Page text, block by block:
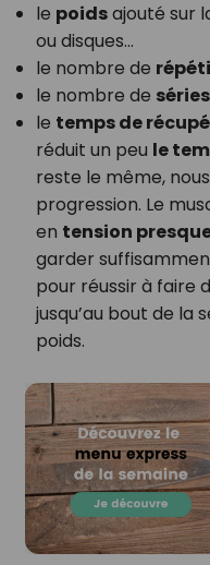
le poidsajouté sur
ou disques…
le nombre de
le nombre de séries
le temps de
réduit un peu le
reste le même,
progression. Le
en tension
garder
pour réussir à faire
jusqu’au bout de la
poids.